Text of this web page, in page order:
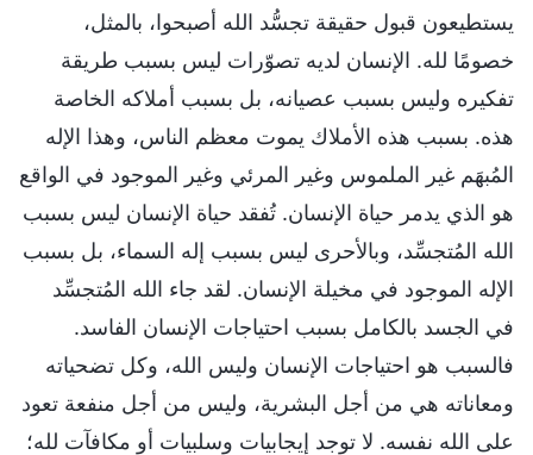
يستطيعون قبول حقيقة تجسُّد الله أصبحوا، بالمثل،
خصومًا لله. الإنسان لديه تصوّرات ليس بسبب طريقة
تفكيره وليس بسبب عصيانه، بل بسبب أملاكه الخاصة
هذه. بسبب هذه الأملاك يموت معظم الناس، وهذا الإله
المُبهَم غير الملموس وغير المرئي وغير الموجود في الواقع
هو الذي يدمر حياة الإنسان. تُفقد حياة الإنسان ليس بسبب
الله المُتجسِّد، وبالأحرى ليس بسبب إله السماء، بل بسبب
الإله الموجود في مخيلة الإنسان. لقد جاء الله المُتجسِّد
في الجسد بالكامل بسبب احتياجات الإنسان الفاسد.
فالسبب هو احتياجات الإنسان وليس الله، وكل تضحياته
ومعاناته هي من أجل البشرية، وليس من أجل منفعة تعود
على الله نفسه. لا توجد إيجابيات وسلبيات أو مكافآت لله؛